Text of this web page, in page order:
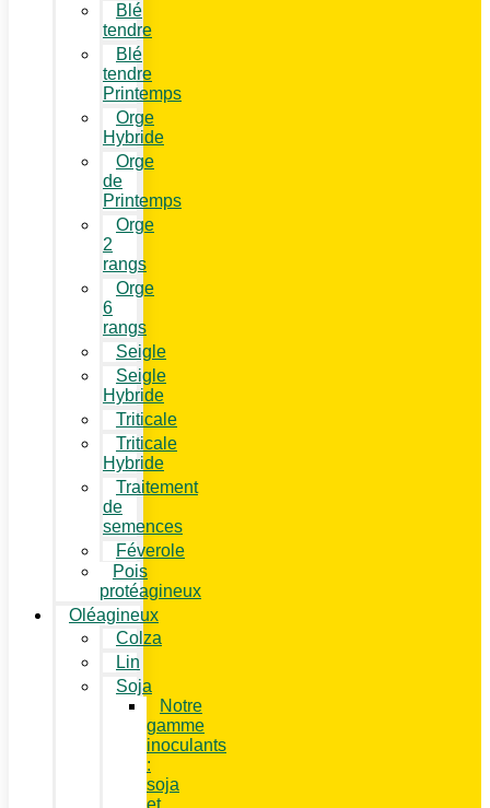
Blé
tendre
Blé
tendre
Printemps
Orge
Hybride
Orge
de
Printemps
Orge
2
rangs
Orge
6
rangs
Seigle
Seigle
Hybride
Triticale
Triticale
Hybride
Traitement
de
semences
Féverole
Pois
protéagineux
Oléagineux
Colza
Lin
Soja
Notre
gamme
inoculants
:
soja
et